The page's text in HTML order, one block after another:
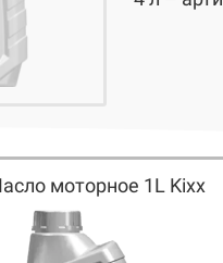
моторное 1L Kixx